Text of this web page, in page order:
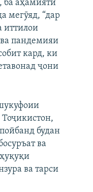
ба аҳамияти
мегӯяд, “дар
иттилои
пандемияи
кард, ки
ҷони
Тоҷикистон,
будан
ва
ва тарси